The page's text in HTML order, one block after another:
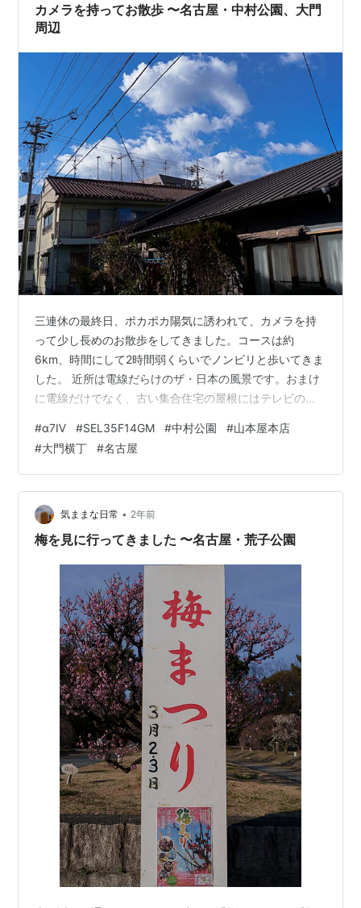
カメラを持ってお散歩 〜名古屋・中村公園、大門
周辺
三連休の最終日、ポカポカ陽気に誘われて、カメラを持
って少し長めのお散歩をしてきました。コースは約
6km、時間にして2時間弱くらいでノンビリと歩いてきま
した。 近所は電線だらけのザ・日本の風景です。おまけ
に電線だけでなく、古い集合住宅の屋根にはテレビのア
帯ぐらい住んでいるので、たぶん世帯数分ありそう。プ
チ・珍百景の様相ですな。 中村公園のランドマークであ
る大鳥居、高さは約２４m、幅は約４３m、柱の直径は約
２.５mと結構大きなものです。この鳥居から後ろ（北）
の方に進むと、豊臣秀吉が祀られている豊国神社があり
ます。少し前にこの鳥居を黄金色に塗ろう！と…
#α7Ⅳ #SEL35F14GM #中村公園 #山本屋本店
#大門横丁 #名古屋
気ままな日常 • 2年前
梅を見に行ってきました 〜名古屋・荒子公園